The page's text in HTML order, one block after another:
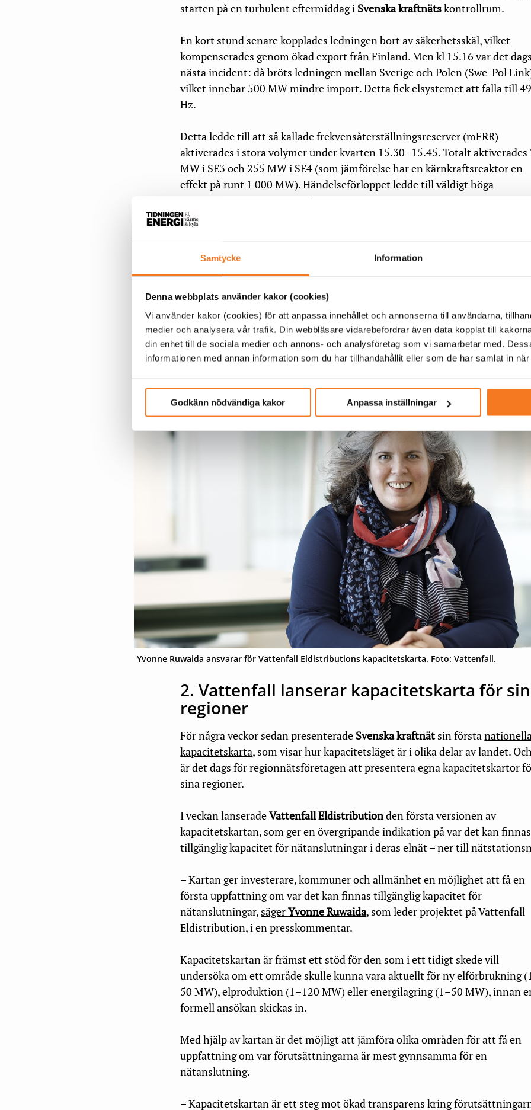
Samtycke Information
Denna webbplats använder kakor (cookies)
Vi använder kakor (cookies) för att anpassa innehållet och annonserna till användarna,
medier och analysera vår trafik. Din webbläsare vidarebefordrar även data kopplat till
din enhet till de sociala medier och annons- och analysföretag som vi samarbetar med.
informationen med annan information som du har tillhandahållit eller som de har samlat in
Godkänn nödvändiga kakor Anpassa inställningar
starten på en turbulent eftermiddag i Svenska kraftnätskontrollrum.
En kort stund senare kopplades ledningen bort av säkerhetsskäl, vilket
kompenserades genom ökad export från Finland. Men kl 15.16 var det
nästa incident: då bröts ledningen mellan Sverige och Polen (Swe-Pol
vilket innebar 500 MW mindre import. Detta fick elsystemet att falla till
Hz.
Detta ledde till att så kallade frekvensåterställningsreserver (mFRR)
aktiverades i stora volymer under kvarten 15.30–15.45. Totalt aktiverades
MW i SE3 och 255 MW i SE4 (som jämförelse har en kärnkraftsreaktor en
effekt på runt 1 000 MW). Händelseförloppet ledde till väldigt höga
obalanspriser i dessa elområden, med priser upp till 10 000 euro/MWh.
starta fyra gasturbiner,
Pontus de Maré, driftchef för Svenska
en presskommentar.
Kl 15.43 flaggade Svk för så kallat gult läge, skärpt driftstillstånd, med risk
effektbrist. För att hantera situationen köpte Svk även in 200 MW från
Litauen respektive Norge fram till 16.30. Klockan 17.15 var läget under
kontroll igen då Swe-Pol Link var i drift igen.
Yvonne Ruwaida ansvarar för Vattenfall Eldistributions kapacitetskarta. Foto: Vattenfall.
2. Vattenfall lanserar kapacitetskarta för
regioner
För några veckor sedan presenterade Svenska kraftnätsin första
kapacitetskarta, som visar hur kapacitetsläget är i olika delar av landet.
är det dags för regionnätsföretagen att presentera egna kapacitetskartor
sina regioner.
I veckan lanseradeVattenfall Eldistributionden första versionen av
kapacitetskartan, som ger en övergripande indikation på var det kan finnas
tillgänglig kapacitet för nätanslutningar i deras elnät – ner till
– Kartan ger investerare, kommuner och allmänhet en möjlighet att få en
första uppfattning om var det kan finnas tillgänglig kapacitet för
nätanslutningar, sägerYvonne Ruwaida, som leder projektet på Vattenfall
Eldistribution, i en presskommentar.
Kapacitetskartan är främst ett stöd för den som i ett tidigt skede vill
undersöka om ett område skulle kunna vara aktuellt för ny elförbrukning
50 MW), elproduktion (1–120 MW) eller energilagring (1–50 MW), innan
formell ansökan skickas in.
Med hjälp av kartan är det möjligt att jämföra olika områden för att få en
uppfattning om var förutsättningarna är mest gynnsamma för en
nätanslutning.
– Kapacitetskartan är ett steg mot ökad transparens kring